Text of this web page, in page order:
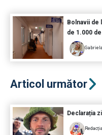
Bolnavii de
de 1.000
Articol următor
Declarația